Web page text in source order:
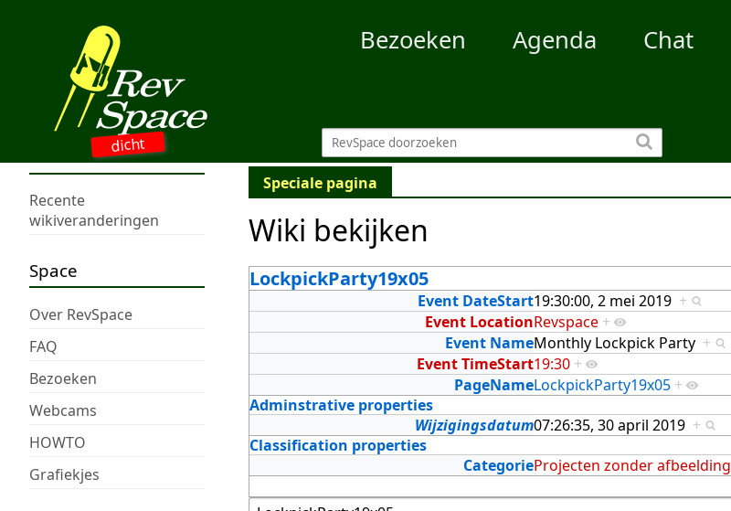
dicht
Bezoeken Agenda Chat
Recente
wikiveranderingen
Space
Over RevSpace
FAQ
Bezoeken
Webcams
HOWTO
Grafiekjes
Speciale pagina
Wiki bekijken
LockpickParty19x05
Event DateStart19:30:00, 2 mei 2019 +
Event LocationRevspace +
Event NameMonthly Lockpick Party +
Event TimeStart19:30 +
PageNameLockpickParty19x05 +
Adminstrative properties
Wijzigingsdatum07:26:35, 30 april 2019 +
Classification properties
CategorieProjecten zonder afbeelding